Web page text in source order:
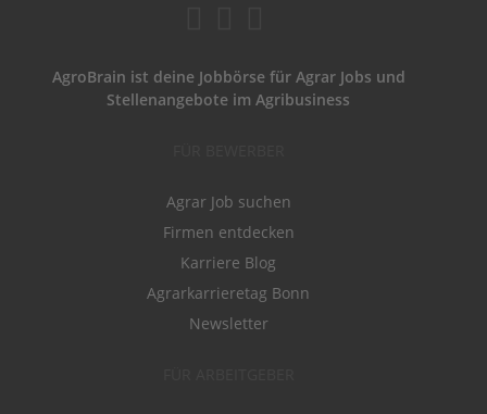
AgroBrain ist deine Jobbörse für Agrar Jobs und
Stellenangebote im Agribusiness
Agrar Job suchen
Firmen entdecken
Karriere Blog
Agrarkarrieretag Bonn
Newsletter